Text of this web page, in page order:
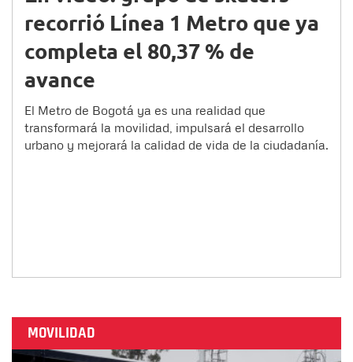
recorrió Línea 1 Metro que ya
completa el 80,37 % de
avance
El Metro de Bogotá ya es una realidad que
transformará la movilidad, impulsará el desarrollo
urbano y mejorará la calidad de vida de la ciudadanía.
MOVILIDAD